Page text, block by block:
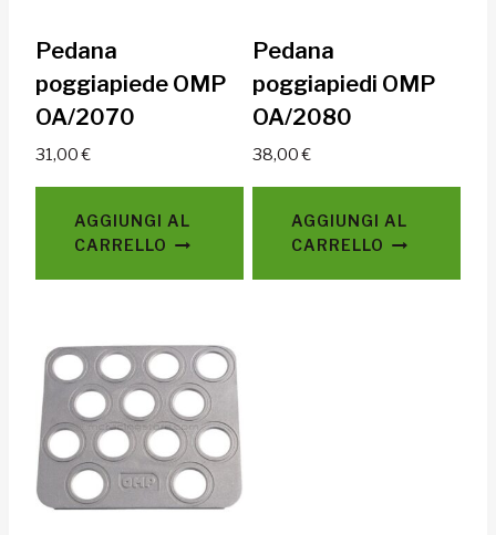
Pedana
poggiapiede OMP
OA/2070
31,00€
AGGIUNGI AL
CARRELLO
Pedana
poggiapiedi OMP
OA/2080
38,00€
AGGIUNGI AL
CARRELLO